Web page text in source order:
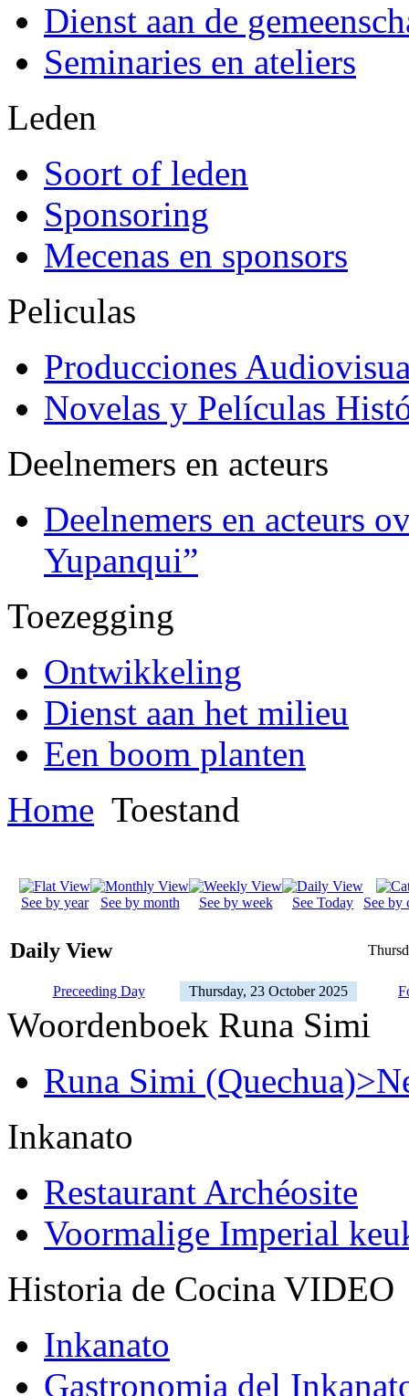
Dienst aan de
Seminaries en ateliers
Leden
Soort of leden
Sponsoring
Mecenas en sponsors
Peliculas
Producciones
Novelas y Películas
Deelnemers en acteurs
Deelnemers en acteurs
Yupanqui”
Toezegging
Ontwikkeling
Dienst aan het milieu
Een boom planten
Home Toestand
See by year See by month See by week See Today See by
Daily View
Preceeding Day Thursday, 23 October 2025
Woordenboek Runa Simi
Runa Simi
Inkanato
Restaurant Archéosite
Voormalige Imperial
Historia de Cocina VIDEO
Inkanato
Gastronomia del